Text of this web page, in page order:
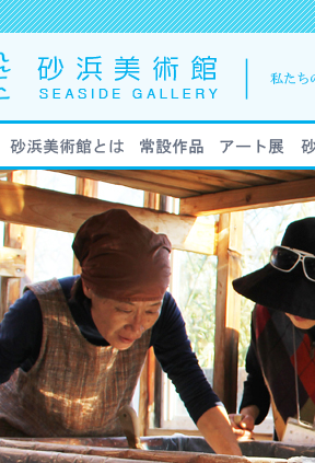
HOME 砂浜美術館とは砂浜美術館の作
砂